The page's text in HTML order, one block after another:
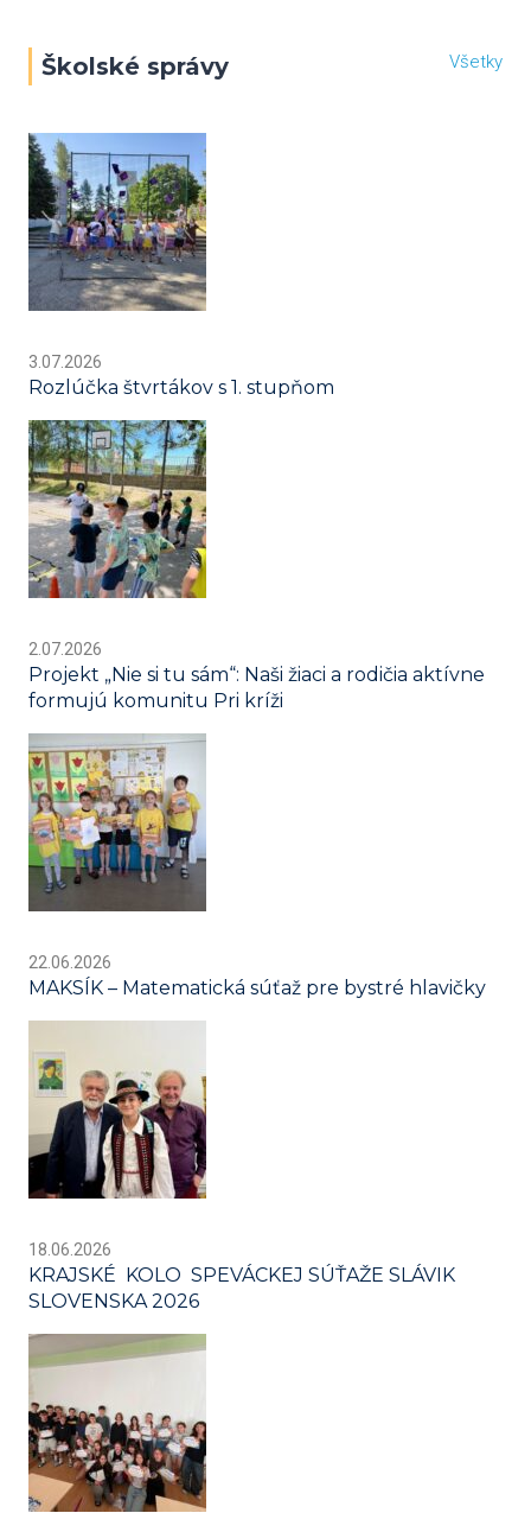
Školské správy Všetky
3.07.2026
Rozlúčka štvrtákov s 1. stupňom
2.07.2026
Projekt „Nie si tu sám“: Naši žiaci a rodičia aktívne
formujú komunitu Pri kríži
22.06.2026
MAKSÍK – Matematická súťaž pre bystré hlavičky
18.06.2026
KRAJSKÉ KOLO SPEVÁCKEJ SÚŤAŽE SLÁVIK
SLOVENSKA 2026